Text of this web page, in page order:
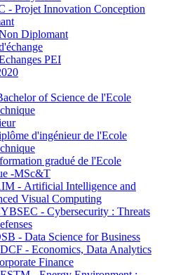
- Projet Innovation Conception
Diplomant
PEI
of Science de l'Ecole
d'ingénieur de l'Ecole
gradué de l'Ecole
-MSc&T
- Artificial Intelligence and
Visual Computing
- Cybersecurity : Threats
- Data Science for Business
- Economics, Data Analytics
Finance